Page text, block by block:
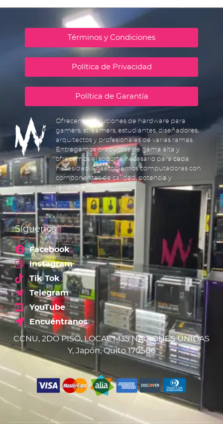
Términos y Condiciones
Política de Privacidad
Política de Garantía
Ofrecemos soluciones de hardware para
gamers, streamers, estudiantes, diseñadores,
arquitectos y profesionales de varias ramas.
Entregamos productos de gama alta y
ofrecemos el soporte necesario para cada
necesidad. Ensamblamos computadoras con
componentes de calidad, potencia y
rendimiento.
Síguenos
Facebook
Instagram
Tik Tok
Telegram
YouTube
Encuéntranos
CCNU, 2DO PISO, LOCAL M35 NACIONES UNIDAS
Y, Japón, Quito 170506